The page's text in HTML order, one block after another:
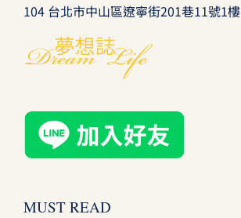
104 台北市中山區遼寧街201巷11號1樓
MUST READ